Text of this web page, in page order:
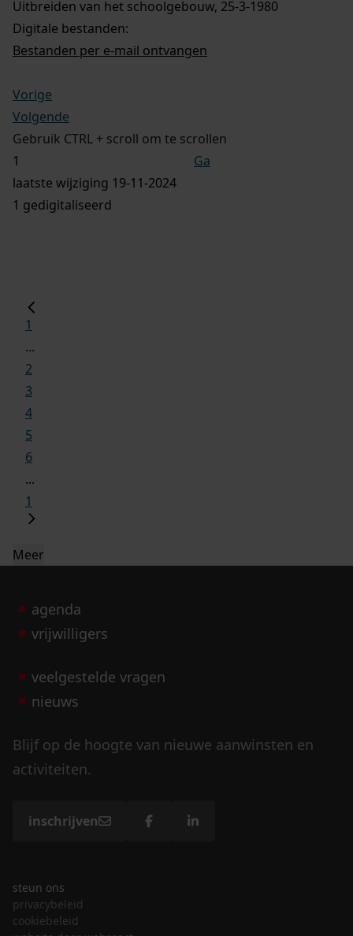
Uitbreiden van het schoolgebouw, 25-3-1980
Digitale bestanden:
Bestanden per e-mail ontvangen
Vorige
Volgende
Gebruik CTRL + scroll om te scrollen
Ga
laatste wijziging 19-11-2024
1 gedigitaliseerd
1
...
2
3
4
5
6
...
1
Meer
agenda
vrijwilligers
veelgestelde vragen
nieuws
Blijf op de hoogte van nieuwe aanwinsten en
activiteiten.
inschrijven
steun ons
privacybeleid
cookiebeleid